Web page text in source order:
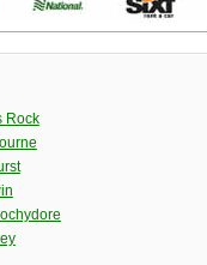
Rock